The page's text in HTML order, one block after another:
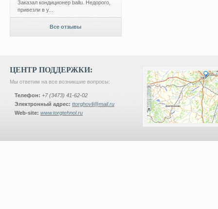
Заказал кондиционер ballu. Недорого,
привезли в у...
Все отзывы
ЦЕНТР ПОДДЕРЖКИ:
Мы ответим на все возникшие вопросы:
Телефон: +7 (3473) 41-62-02
Электронный адрес: ttorghovli@mail.ru
Web-site: www.torgtehnol.ru